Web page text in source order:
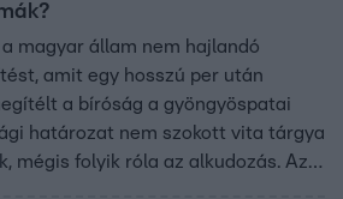
magyar állam nem hajlandó
amit egy hosszú per után
a bíróság a gyöngyöspatai
határozat nem szokott vita tárgya
mégis folyik róla az alkudozás. Az